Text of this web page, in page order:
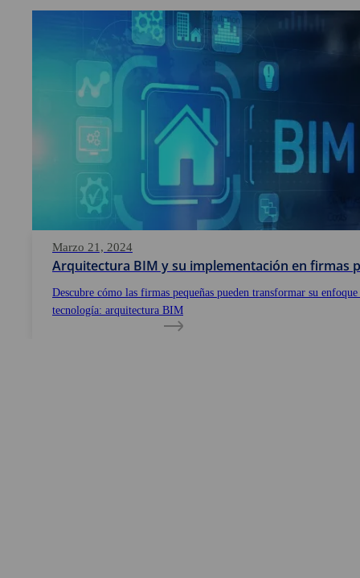
Marzo 21, 2024
Arquitectura BIM y su implementación en firmas
Descubre cómo las firmas pequeñas pueden transformar su
tecnología: arquitectura BIM